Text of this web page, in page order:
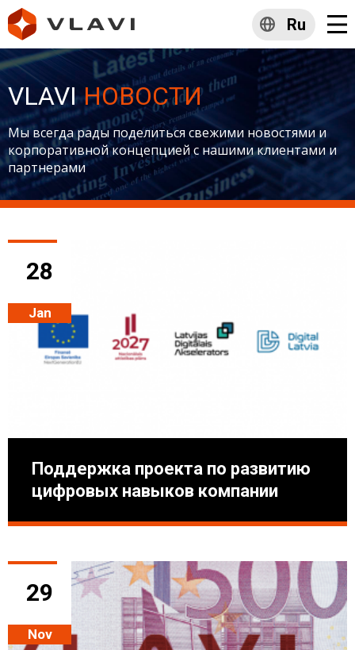
Ru
VLAVIНОВОСТИ
Мы всегда рады поделиться свежими новостями и
корпоративной концепцией с нашими клиентами и
партнерами
28
Jan
Поддержка проекта по развитию
цифровых навыков компании
29
Nov